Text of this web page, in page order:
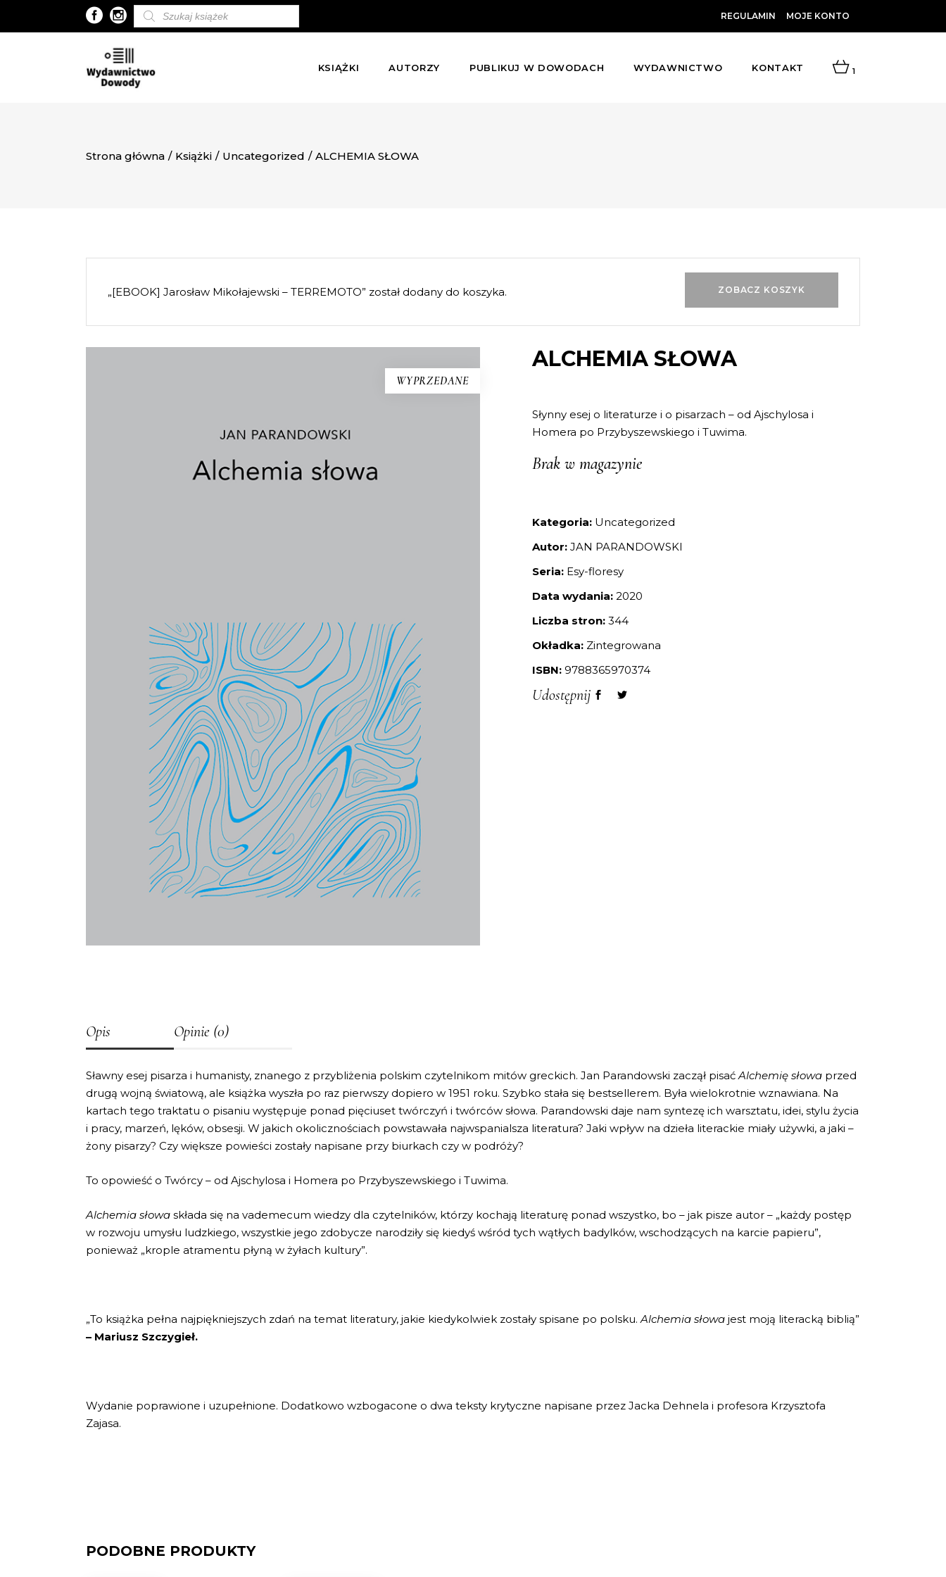
Wyszukiwarka
produktów
REGULAMIN MOJE KONTO
KSIĄŻKI AUTORZY PUBLIKUJ W DOWODACH WYDAWNICTWO KONTAKT 1
Strona główna / Książki / Uncategorized / ALCHEMIA SŁOWA
ZOBACZ KOSZYK
„[EBOOK] Jarosław Mikołajewski – TERREMOTO” został dodany do koszyka.
WYPRZEDANE
ALCHEMIA SŁOWA
Słynny esej o literaturze i o pisarzach – od Ajschylosa i
Homera po Przybyszewskiego i Tuwima.
Brak w magazynie
Kategoria: Uncategorized
Autor: JAN PARANDOWSKI
Seria: Esy-floresy
Data wydania: 2020
Liczba stron: 344
Okładka: Zintegrowana
ISBN: 9788365970374
Udostępnij
Opis Opinie (0)
Sławny esej pisarza i humanisty, znanego z przybliżenia polskim czytelnikom mitów greckich. Jan Parandowski zaczął pisać Alchemię słowa przed
drugą wojną światową, ale książka wyszła po raz pierwszy dopiero w 1951 roku. Szybko stała się bestsellerem. Była wielokrotnie wznawiana. Na
kartach tego traktatu o pisaniu występuje ponad pięciuset twórczyń i twórców słowa. Parandowski daje nam syntezę ich warsztatu, idei, stylu życia
i pracy, marzeń, lęków, obsesji. W jakich okolicznościach powstawała najwspanialsza literatura? Jaki wpływ na dzieła literackie miały używki, a jaki –
żony pisarzy? Czy większe powieści zostały napisane przy biurkach czy w podróży?
To opowieść o Twórcy – od Ajschylosa i Homera po Przybyszewskiego i Tuwima.
Alchemia słowa składa się na vademecum wiedzy dla czytelników, którzy kochają literaturę ponad wszystko, bo – jak pisze autor – „każdy postęp
w rozwoju umysłu ludzkiego, wszystkie jego zdobycze narodziły się kiedyś wśród tych wątłych badylków, wschodzących na karcie papieru”,
ponieważ „krople atramentu płyną w żyłach kultury”.
„To książka pełna najpiękniejszych zdań na temat literatury, jakie kiedykolwiek zostały spisane po polsku. Alchemia słowa jest moją literacką biblią”
– Mariusz Szczygieł.
Wydanie poprawione i uzupełnione. Dodatkowo wzbogacone o dwa teksty krytyczne napisane przez Jacka Dehnela i profesora Krzysztofa
Zajasa.
PODOBNE PRODUKTY